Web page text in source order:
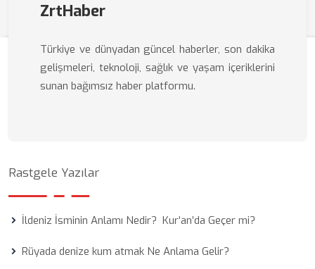
ZrtHaber
Türkiye ve dünyadan güncel haberler, son dakika
gelişmeleri, teknoloji, sağlık ve yaşam içeriklerini
sunan bağımsız haber platformu.
Rastgele Yazılar
İldeniz İsminin Anlamı Nedir? Kur’an’da Geçer mi?
Rüyada denize kum atmak Ne Anlama Gelir?